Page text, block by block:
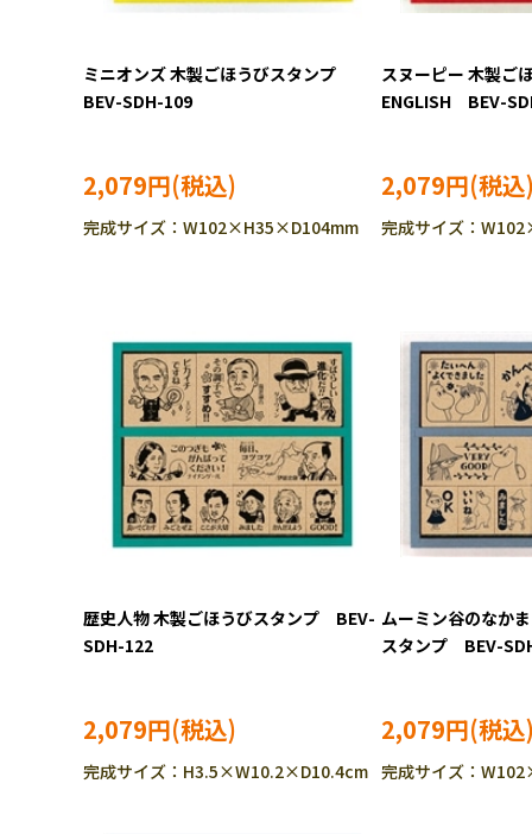
ミニオンズ 木製ごほうびスタンプ
BEV-SDH-109
2,079円
完成サイズ：W102×H35×D104mm
スヌーピー 木製ごほうびスタンプ
ENGLISH BEV-
2,079円
完成サイズ：
歴史人物 木製ごほうびスタンプ BEV-
SDH-122
2,079円
完成サイズ：H3.5×W10.2×D10.4cm
ムーミン谷のなか
スタンプ BEV-
2,079円
完成サイズ：